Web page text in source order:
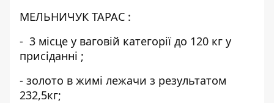
МЕЛЬНИЧУК ТАРАС :
- 3 місце у ваговій категорії до 120 кг у
присіданні ;
- золото в жимі лежачи з результатом
232,5кг;